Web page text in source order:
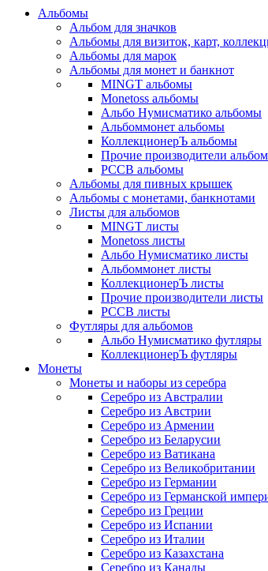
Альбомы
Альбом для значков
Альбомы для визиток, карт,
Альбомы для марок
Альбомы для монет и банкнот
MINGT альбомы
Monetoss альбомы
Альбо Нумисматико альбомы
Альбоммонет альбомы
КоллекционерЪ альбомы
Прочие производители
РССВ альбомы
Альбомы для пивных крышек
Альбомы с монетами, банкнотами
Листы для альбомов
MINGT листы
Monetoss листы
Альбо Нумисматико листы
Альбоммонет листы
КоллекционерЪ листы
Прочие производители листы
РССВ листы
Футляры для альбомов
Альбо Нумисматико футляры
КоллекционерЪ футляры
Монеты
Монеты и наборы из серебра
Серебро из Австралии
Серебро из Австрии
Серебро из Армении
Серебро из Беларусии
Серебро из Ватикана
Серебро из Великобритании
Серебро из Германии
Серебро из Германской
Серебро из Греции
Серебро из Испании
Серебро из Италии
Серебро из Казахстана
Серебро из Канады